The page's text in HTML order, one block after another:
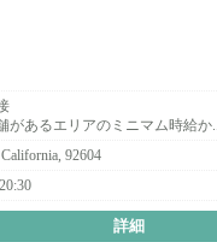
＞
ネージャー
シュウオッシャー
があるエリアのミニマム時給か
92604
詳細